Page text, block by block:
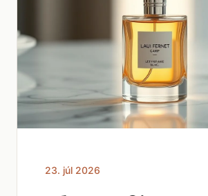
23. júl 2026